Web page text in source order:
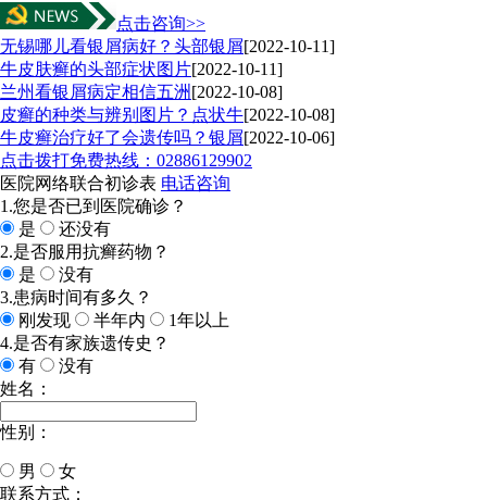
点击咨询>>
无锡哪儿看银屑病好？头部银屑[2022-10-11]
牛皮肤癣的头部症状图片[2022-10-11]
兰州看银屑病定相信五洲 [2022-10-08]
皮癣的种类与辨别图片？点状牛[2022-10-08]
牛皮癣治疗好了会遗传吗？银屑[2022-10-06]
点击拨打免费热线：02886129902
医院网络联合初诊表 电话咨询
1.您是否已到医院确诊？
是
还没有
2.是否服用抗癣药物？
是
没有
3.患病时间有多久？
刚发现
半年内
1年以上
4.是否有家族遗传史？
有
没有
姓名：
性别：
男
女
今天日期：
联系方式：